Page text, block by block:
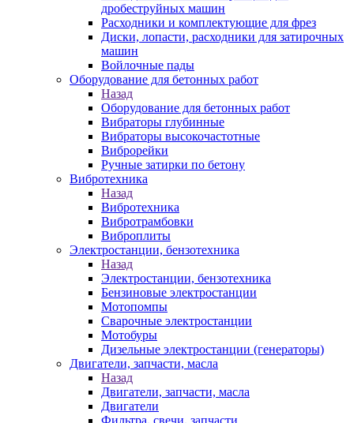
дробеструйных машин
Расходники и комплектующие для фрез
Диски, лопасти, расходники для затирочных
машин
Войлочные пады
Оборудование для бетонных работ
Назад
Оборудование для бетонных работ
Вибраторы глубинные
Вибраторы высокочастотные
Виброрейки
Ручные затирки по бетону
Вибротехника
Назад
Вибротехника
Вибротрамбовки
Виброплиты
Электростанции, бензотехника
Назад
Электростанции, бензотехника
Бензиновые электростанции
Мотопомпы
Сварочные электростанции
Мотобуры
Дизельные электростанции (генераторы)
Двигатели, запчасти, масла
Назад
Двигатели, запчасти, масла
Двигатели
Фильтра, свечи, запчасти